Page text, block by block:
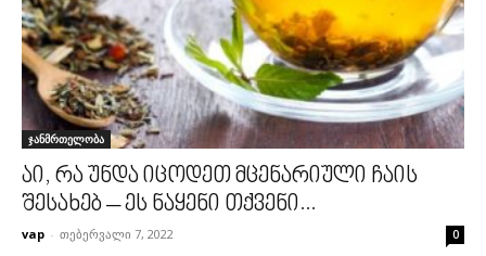
ჯანმრთელობა
აი, რა უნდა იცოდეთ მცენარიული ჩაის
შესახებ – ეს ნაყენი თქვენი...
vap - თებერვალი 7, 2022 0